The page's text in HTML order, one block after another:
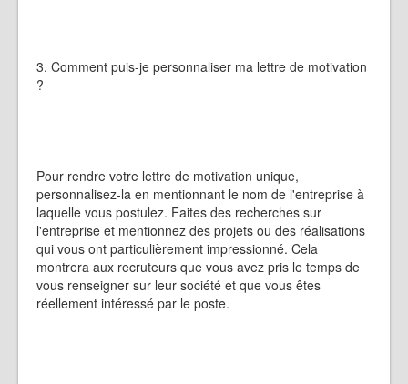
3. Comment puis-je personnaliser ma lettre de motivation
?
Pour rendre votre lettre de motivation unique,
personnalisez-la en mentionnant le nom de l'entreprise à
laquelle vous postulez. Faites des recherches sur
l'entreprise et mentionnez des projets ou des réalisations
qui vous ont particulièrement impressionné. Cela
montrera aux recruteurs que vous avez pris le temps de
vous renseigner sur leur société et que vous êtes
réellement intéressé par le poste.